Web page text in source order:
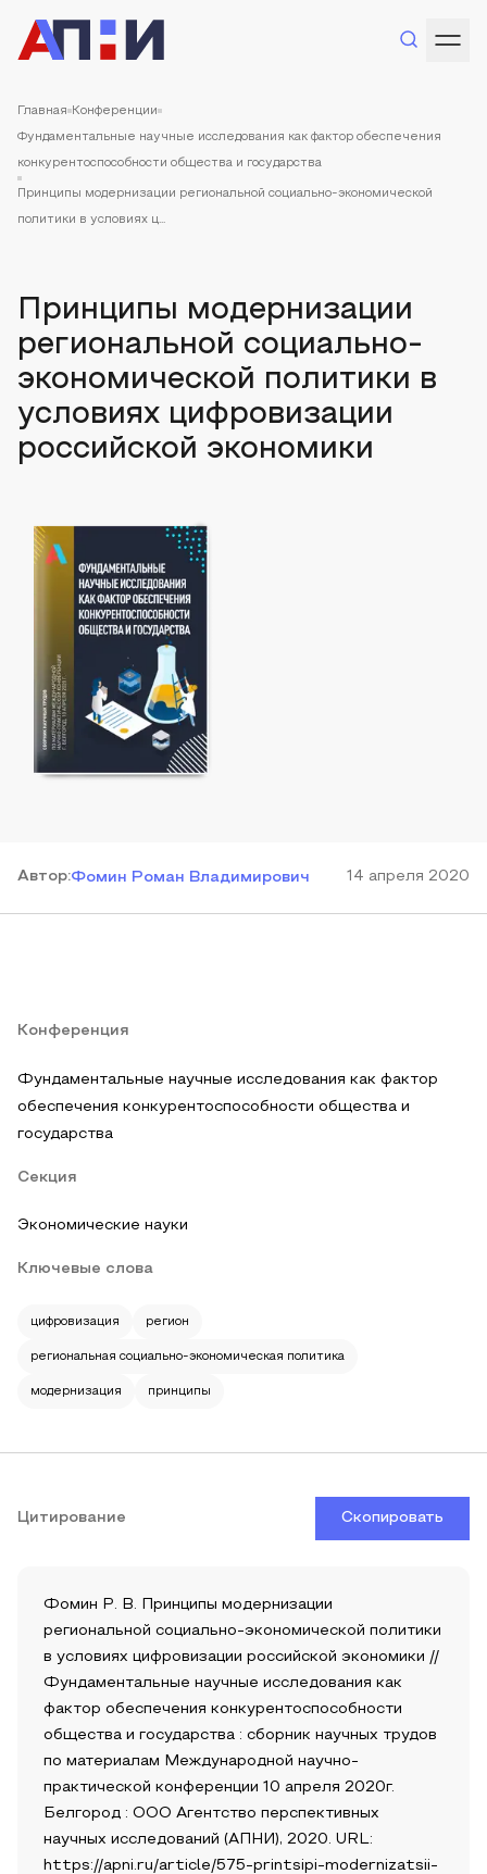
Главная Конференции
Фундаментальные научные исследования как фактор обеспечения
конкурентоспособности общества и государства
Принципы модернизации региональной социально-экономической
политики в условиях ц...
Принципы модернизации
региональной социально-
экономической политики в
условиях цифровизации
российской экономики
Автор:Фомин Роман Владимирович 14 апреля 2020
Конференция
Фундаментальные научные исследования как фактор
обеспечения конкурентоспособности общества и
государства
Секция
Экономические науки
Ключевые слова
цифровизация регион
региональная социально-экономическая политика
модернизация принципы
Цитирование Скопировать
Фомин Р. В. Принципы модернизации
региональной социально-экономической политики
в условиях цифровизации российской экономики //
Фундаментальные научные исследования как
фактор обеспечения конкурентоспособности
общества и государства : сборник научных трудов
по материалам Международной научно-
практической конференции 10 апреля 2020г.
Белгород : ООО Агентство перспективных
научных исследований (АПНИ), 2020. URL:
https://apni.ru/article/575-printsipi-modernizatsii-